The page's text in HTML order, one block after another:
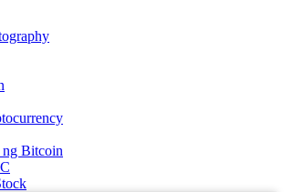
ng Bitcoin